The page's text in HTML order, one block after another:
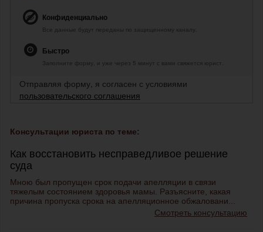
Конфиденциально
Все данные будут переданы по защищенному каналу.
Быстро
Заполните форму, и уже через 5 минут с вами свяжется юрист.
Отправляя форму, я согласен с условиями
пользовательского соглашения
Консультации юриста по теме:
Как восстановить несправедливое решение
суда
Мною был пропущен срок подачи апелляции в связи
тяжелым состоянием здоровья мамы. Разъясните, какая
причина пропуска срока на апелляционное обжаловани...
Смотреть консультацию